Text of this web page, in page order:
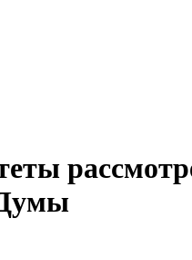
Думы